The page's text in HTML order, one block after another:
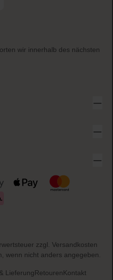
wir innerhalb des nächsten
zzgl. Versandkosten
wenn nicht anders angegeben.
LieferungRetourenKontakt